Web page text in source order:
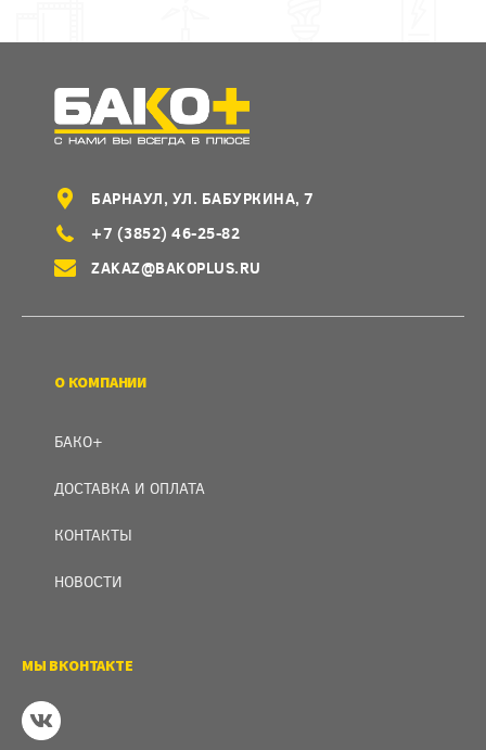
БАРНАУЛ, УЛ. БАБУРКИНА, 7
+7 (3852) 46-25-82
ZAKAZ@BAKOPLUS.RU
О КОМПАНИИ
БАКО+
ДОСТАВКА И ОПЛАТА
КОНТАКТЫ
НОВОСТИ
МЫ ВКОНТАКТЕ